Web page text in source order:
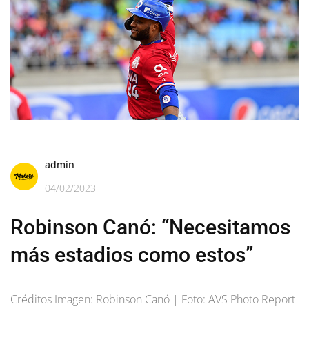
admin
04/02/2023
Robinson Canó: “Necesitamos
más estadios como estos”
Créditos Imagen: Robinson Canó | Foto: AVS Photo Report